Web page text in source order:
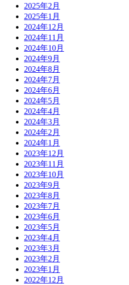
2025年2月
2025年1月
2024年12月
2024年11月
2024年10月
2024年9月
2024年8月
2024年7月
2024年6月
2024年5月
2024年4月
2024年3月
2024年2月
2024年1月
2023年12月
2023年11月
2023年10月
2023年9月
2023年8月
2023年7月
2023年6月
2023年5月
2023年4月
2023年3月
2023年2月
2023年1月
2022年12月